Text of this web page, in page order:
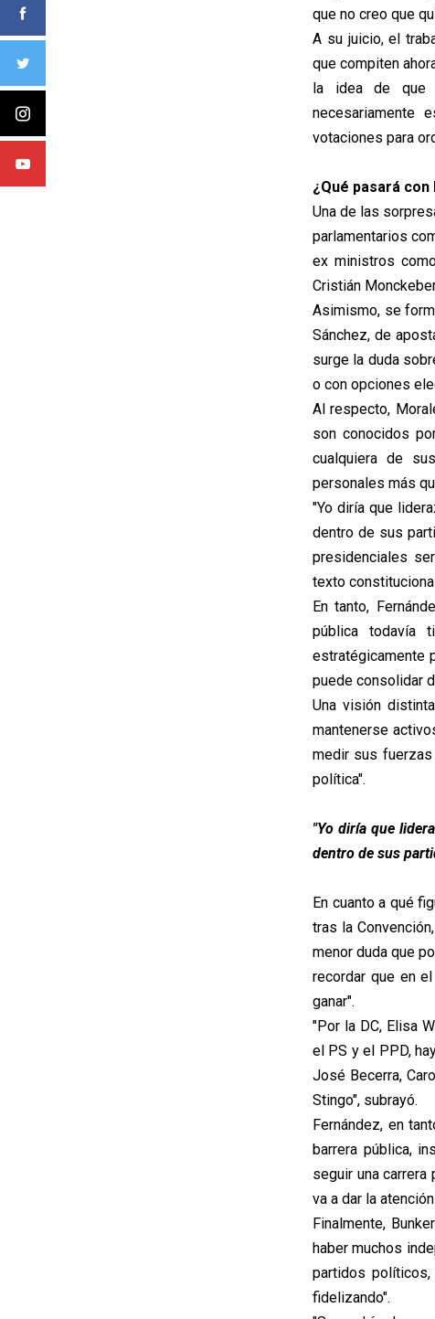
que no creo que
A su juicio, el
que compiten
la idea de que
necesariamente
votaciones para
¿Qué pasará
Una de las
parlamentarios
ex ministros
Cristián
Asimismo, se
Sánchez, de
surge la duda
o con opciones
Al respecto,
son conocidos
cualquiera de
personales más
"Yo diría que
dentro de sus
presidenciales
texto
En tanto,
pública todavía
estratégicamente
puede consolidar
Una visión
mantenerse
medir sus fuerzas
política".
"Yo diría que
dentro de sus
En cuanto a qué
tras la
menor duda que
recordar que en
ganar".
"Por la DC, Elisa
el PS y el PPD,
José Becerra,
Stingo", subrayó.
Fernández, en
barrera pública,
seguir una
va a dar la
Finalmente,
haber muchos
partidos
fidelizando".